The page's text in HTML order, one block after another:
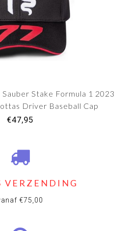
Stake Formula 1 2023
Driver Baseball Cap
€47,95
VERZENDING
€75,00